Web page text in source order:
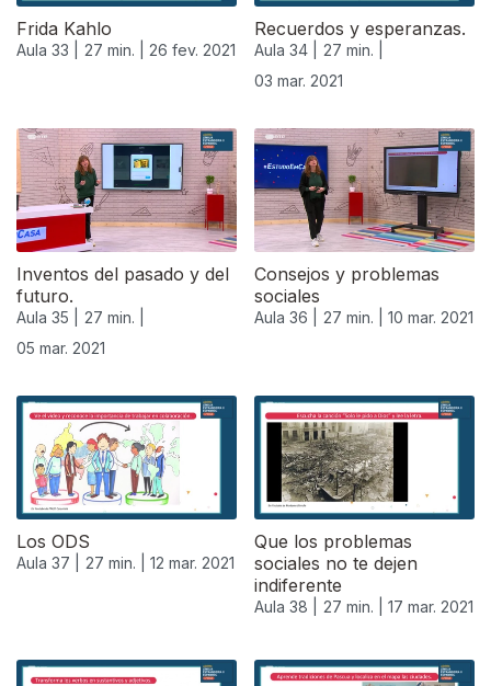
Frida Kahlo
Aula 33 | 27 min. | 26 fev. 2021
Recuerdos y esperanzas.
Aula 34 |
27 min. |
03 mar. 2021
Inventos del pasado y del
futuro.
Aula 35 |
27 min. |
05 mar. 2021
Consejos y problemas
sociales
Aula 36 | 27 min. | 10 mar. 2021
529586
Los ODS
Aula 37 | 27 min. | 12 mar. 2021
Que los problemas
sociales no te dejen
indiferente
Aula 38 | 27 min. | 17 mar. 2021